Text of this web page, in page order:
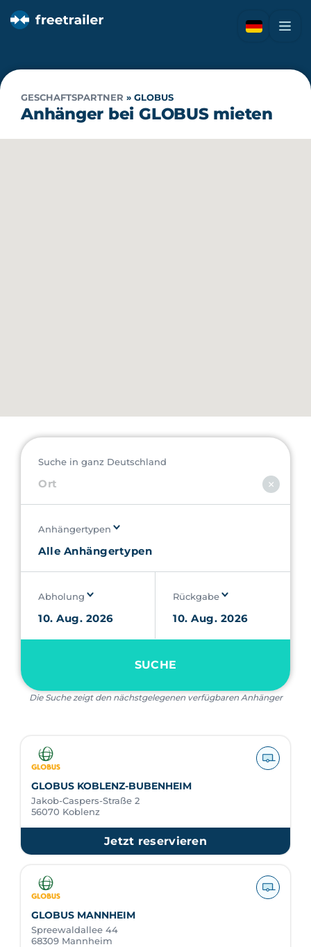
GESCHAFTSPARTNER » GLOBUS
Anhänger bei GLOBUS mieten
Suche in ganz Deutschland
Anhängertypen
Abholung Rückgabe
SUCHE
Die Suche zeigt den nächstgelegenen verfügbaren Anhänger
GLOBUS KOBLENZ-BUBENHEIM
Jakob-Caspers-Straße 2
56070 Koblenz
Jetzt reservieren
GLOBUS MANNHEIM
Spreewaldallee 44
68309 Mannheim